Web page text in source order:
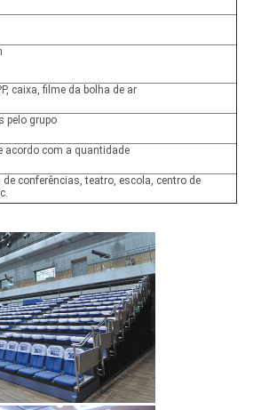
caixa, filme da bolha de ar
pelo grupo
acordo com a quantidade
de conferências, teatro, escola, centro de